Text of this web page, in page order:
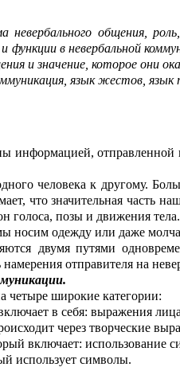
общения,
в невербальной ком
и значение, которое они
язык жестов, язык
информацией, отправленной
человека к другому.
что значительная часть
голоса, позы и движения тела.
носим одежду или даже
двумя путями
отправителя на неве
.
четыре широкие категории:
в себя: выражения
через творческие выр
включает: использование
использует символы.